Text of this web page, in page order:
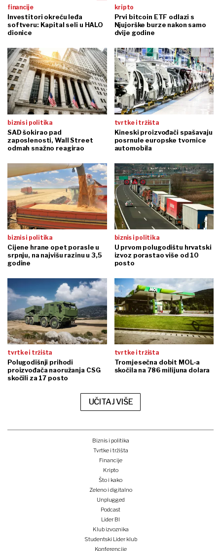
financije
Investitori okreću leđa
softveru: Kapital seli u HALO
dionice
kripto
Prvi bitcoin ETF odlazi s
Njujorške burze nakon samo
dvije godine
biznis i politika
SAD šokirao pad
zaposlenosti, Wall Street
odmah snažno reagirao
tvrtke i tržišta
Kineski proizvođači spašavaju
posrnule europske tvornice
automobila
biznis i politika
Cijene hrane opet porasle u
srpnju, na najvišu razinu u 3,5
godine
biznis i politika
U prvom polugodištu hrvatski
izvoz porastao više od 10
posto
tvrtke i tržišta
Polugodišnji prihodi
proizvođača naoružanja CSG
skočili za 17 posto
tvrtke i tržišta
Tromjesečna dobit MOL-a
skočila na 786 milijuna dolara
UČITAJ VIŠE
Biznis i politika
Tvrtke i tržišta
Financije
Kripto
Što i kako
Zeleno i digitalno
Unplugged
Podcast
Lider BI
Klub izvoznika
Studentski Lider klub
Konferencije